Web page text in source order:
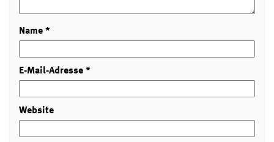
Name*
E-Mail-Adresse*
Website